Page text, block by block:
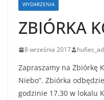
WYDARZENIA
ZBIÓRKA
8 września 2017
Zapraszamy na Zbiórkę
Niebo”. Zbiórka
godzinie 17.30 w lokalu